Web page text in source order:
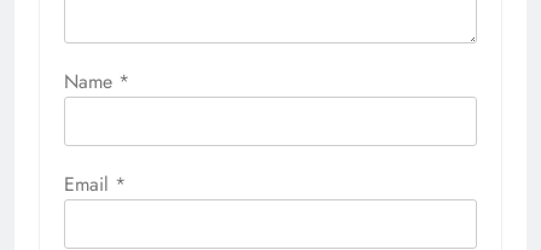
Name *
Email *